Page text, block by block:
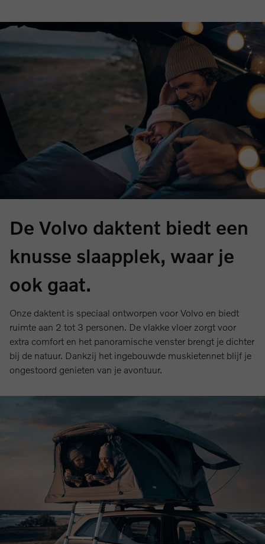
De Volvo daktent biedt een
knusse slaapplek, waar je
ook gaat.
Onze daktent is speciaal ontworpen voor Volvo en biedt
ruimte aan 2 tot 3 personen. De vlakke vloer zorgt voor
extra comfort en het panoramische venster brengt je dichter
bij de natuur. Dankzij het ingebouwde muskietennet blijf je
ongestoord genieten van je avontuur.